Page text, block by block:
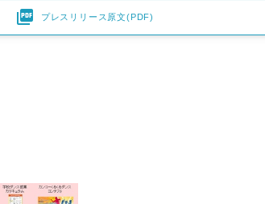
 プレスリリース原文(PDF)